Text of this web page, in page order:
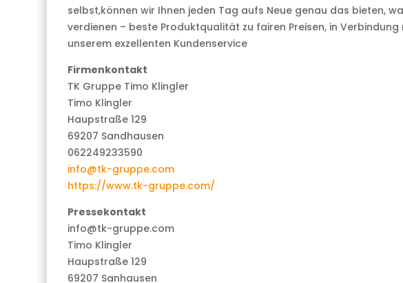
selbst,können wir Ihnen jeden Tag aufs Neue genau das bieten,
verdienen – beste Produktqualität zu fairen Preisen, in Verbindung
unserem exzellenten Kundenservice
Firmenkontakt
TK Gruppe Timo Klingler
Timo Klingler
Haupstraße 129
69207 Sandhausen
062249233590
info@tk-gruppe.com
https://www.tk-gruppe.com/
Pressekontakt
info@tk-gruppe.com
Timo Klingler
Haupstraße 129
69207 Sanhausen